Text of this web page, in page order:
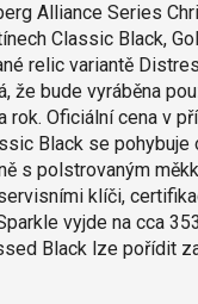
Alliance Series
Classic Black,
relic variantě
že bude vyráběna
rok. Oficiální cena v
Black se pohybuje
s polstrovaným
klíči,
vyjde na cca
Black lze pořídit